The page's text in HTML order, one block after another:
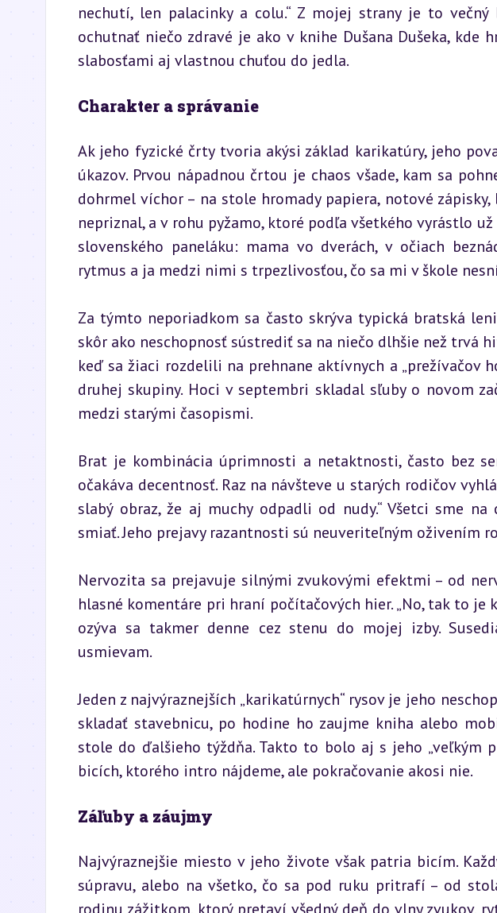
nechutí, len palacinky a colu.“ Z mojej strany je to
ochutnať niečo zdravé je ako v knihe Dušana Dušeka,
slabosťami aj vlastnou chuťou do jedla.
Charakter a správanie
Ak jeho fyzické črty tvoria akýsi základ karikatúry, jeho
úkazov. Prvou nápadnou črtou je chaos všade, kam sa
dohrmel víchor – na stole hromady papiera, notové
nepriznal, a v rohu pyžamo, ktoré podľa všetkého vyrástlo už
slovenského paneláku: mama vo dverách, v očiach
rytmus a ja medzi nimi s trpezlivosťou, čo sa mi v škole
Za týmto neporiadkom sa často skrýva typická bratská
skôr ako neschopnosť sústrediť sa na niečo dlhšie než trvá
keď sa žiaci rozdelili na prehnane aktívnych a „prežívačov
druhej skupiny. Hoci v septembri skladal sľuby o novom
medzi starými časopismi.
Brat je kombinácia úprimnosti a netaktnosti, často bez
očakáva decentnosť. Raz na návšteve u starých rodičov
slabý obraz, že aj muchy odpadli od nudy.“ Všetci sme
smiať. Jeho prejavy razantnosti sú neuveriteľným oživením
Nervozita sa prejavuje silnými zvukovými efektmi – od
hlasné komentáre pri hraní počítačových hier. „No, tak to je
ozýva sa takmer denne cez stenu do mojej izby.
usmievam.
Jeden z najvýraznejších „karikatúrnych“ rysov je jeho
skladať stavebnicu, po hodine ho zaujme kniha alebo
stole do ďalšieho týždňa. Takto to bolo aj s jeho „veľkým
bicích, ktorého intro nájdeme, ale pokračovanie akosi nie.
Záľuby a záujmy
Najvýraznejšie miesto v jeho živote však patria bicím.
súpravu, alebo na všetko, čo sa pod ruku pritrafí – od